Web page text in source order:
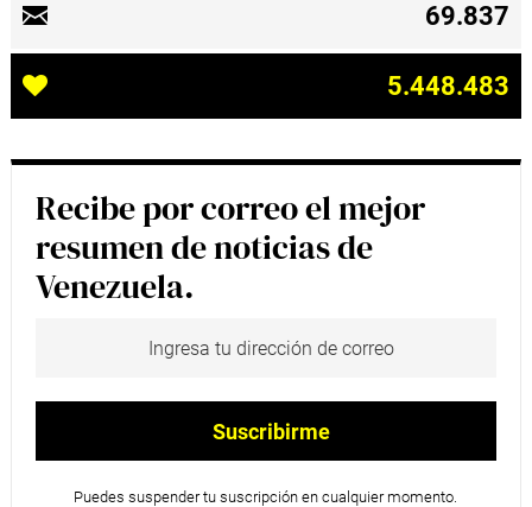
69.837
5.448.483
Recibe por correo el mejor
resumen de noticias de
Venezuela.
Puedes suspender tu suscripción en cualquier momento.